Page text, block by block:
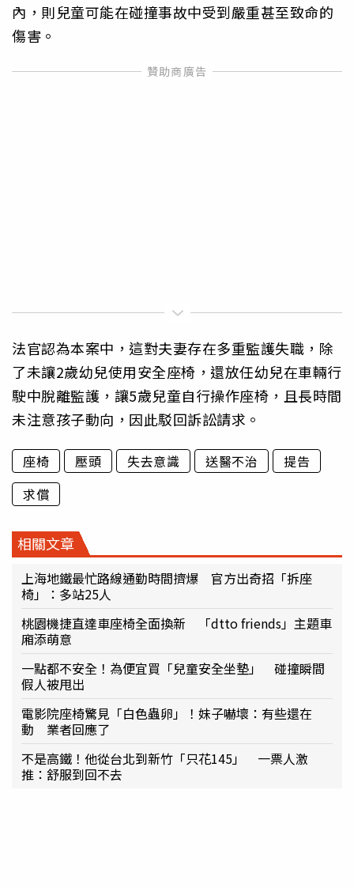
內，則兒童可能在碰撞事故中受到嚴重甚至致命的
傷害。
法官認為本案中，這對夫妻存在多重監護失職，除
了未讓2歲幼兒使用安全座椅，還放任幼兒在車輛行
駛中脫離監護，讓5歲兒童自行操作座椅，且長時間
未注意孩子動向，因此駁回訴訟請求。
座椅 壓頭 失去意識 送醫不治
提告
求償
相關文章
上海地鐵最忙路線通勤時間擠爆 官方出奇招「拆座
椅」：多站25人
桃園機捷直達車座椅全面換新 「dtto friends」主題車
廂添萌意
一點都不安全！為便宜買「兒童安全坐墊」 碰撞瞬間
假人被甩出
電影院座椅驚見「白色蟲卵」！妹子嚇壞：有些還在
動 業者回應了
不是高鐵！他從台北到新竹「只花145」 一票人激
推：舒服到回不去